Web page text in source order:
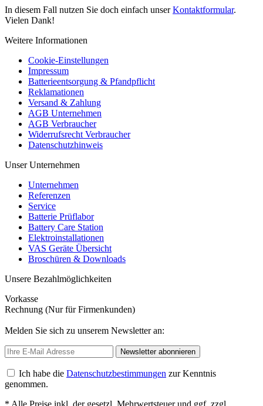
In diesem Fall nutzen Sie doch einfach unserKontaktformular.
Vielen Dank!
Weitere Informationen
Cookie-Einstellungen
Impressum
Batterieentsorgung & Pfandpflicht
Reklamationen
Versand & Zahlung
AGB Unternehmen
AGB Verbraucher
Widerrufsrecht Verbraucher
Datenschutzhinweis
Unser Unternehmen
Unternehmen
Referenzen
Service
Batterie Prüflabor
Battery Care Station
Elektroinstallationen
VAS Geräte Übersicht
Broschüren & Downloads
Unsere Bezahlmöglichkeiten
Vorkasse
Rechnung (Nur für Firmenkunden)
Melden Sie sich zu unserem Newsletter an:
Newsletter abonnieren
Ich habe die Datenschutzbestimmungen zur Kenntnis
genommen.
* Alle Preise inkl. der gesetzl. Mehrwertsteuer und ggf. zzgl.